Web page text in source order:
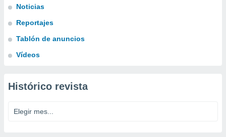
Noticias
Reportajes
Tablón de anuncios
Vídeos
Histórico revista